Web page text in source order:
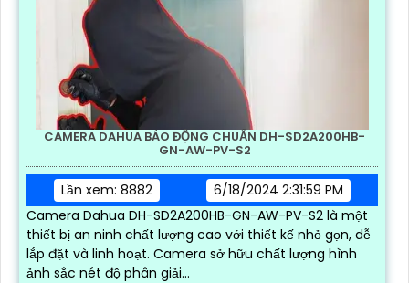
CAMERA DAHUA BÁO ĐỘNG CHUẨN DH-SD2A200HB-
GN-AW-PV-S2
Lần xem: 8882
6/18/2024 2:31:59 PM
Camera Dahua DH-SD2A200HB-GN-AW-PV-S2 là một
thiết bị an ninh chất lượng cao với thiết kế nhỏ gọn, dễ
lắp đặt và linh hoạt. Camera sở hữu chất lượng hình
ảnh sắc nét độ phân giải...